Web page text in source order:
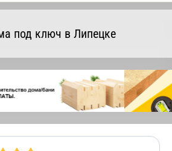
под ключ в Липецке